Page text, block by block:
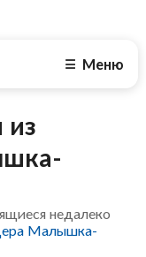
☰ Меню
недалеко
Малышка-